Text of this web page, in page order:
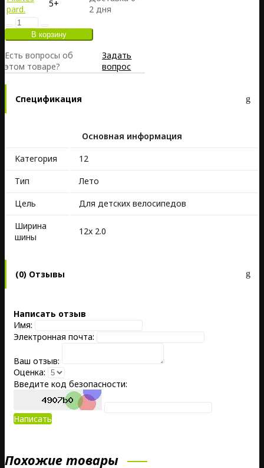
pard.
5+
2 дня
Есть вопросы об
этом товаре?
Задать
вопрос
Спецификация
Основная информация
Kатегория
12
Тип
Лето
Цель
Для детских велосипедов
Ширина
шины
12x 2.0
(0) Отзывы
Написать отзыв
Имя:
Электронная почта:
Ваш отзыв:
Оценка:
Введите код безопасности:
Написать
Похожие товары